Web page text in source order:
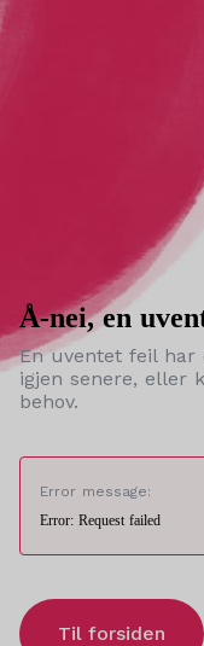
Å-nei, en
En uventet feil har
igjen senere, eller
behov.
Error message:
Error: Request failed
Til forsiden